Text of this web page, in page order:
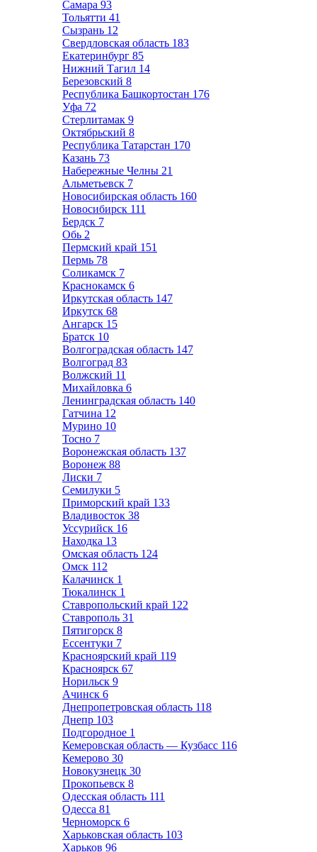
Самара 93
Тольятти 41
Сызрань 12
Свердловская область 183
Екатеринбург 85
Нижний Тагил 14
Березовский 8
Республика Башкортостан 176
Уфа 72
Стерлитамак 9
Октябрьский 8
Республика Татарстан 170
Казань 73
Набережные Челны 21
Альметьевск 7
Новосибирская область 160
Новосибирск 111
Бердск 7
Обь 2
Пермский край 151
Пермь 78
Соликамск 7
Краснокамск 6
Иркутская область 147
Иркутск 68
Ангарск 15
Братск 10
Волгоградская область 147
Волгоград 83
Волжский 11
Михайловка 6
Ленинградская область 140
Гатчина 12
Мурино 10
Тосно 7
Воронежская область 137
Воронеж 88
Лиски 7
Семилуки 5
Приморский край 133
Владивосток 38
Уссурийск 16
Находка 13
Омская область 124
Омск 112
Калачинск 1
Тюкалинск 1
Ставропольский край 122
Ставрополь 31
Пятигорск 8
Ессентуки 7
Красноярский край 119
Красноярск 67
Норильск 9
Ачинск 6
Днепропетровская область 118
Днепр 103
Подгородное 1
Кемеровская область — Кузбасс 116
Кемерово 30
Новокузнецк 30
Прокопьевск 8
Одесская область 111
Одесса 81
Черноморск 6
Харьковская область 103
Харьков 96